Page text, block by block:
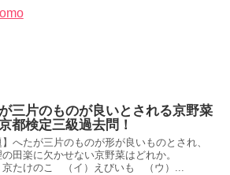
三片のものが良いとされる京野菜
都検定三級過去問！
】へたが三片のものが形が良いものとされ、
の田楽に欠かせない京野菜はどれか。
京たけのこ （イ）えびいも （ウ）...